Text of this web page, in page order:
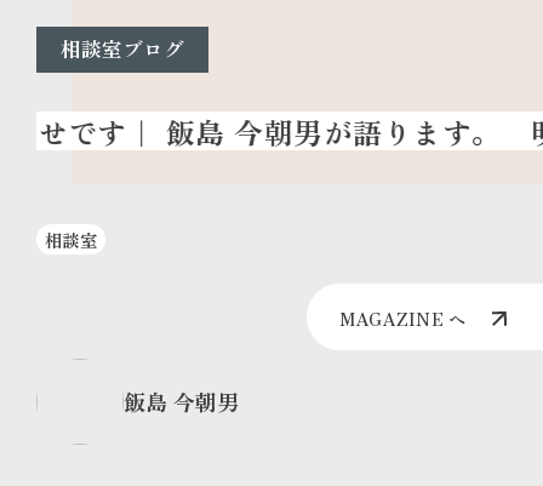
相談室ブログ
相談室
MAGAZINE へ
飯島 今朝男